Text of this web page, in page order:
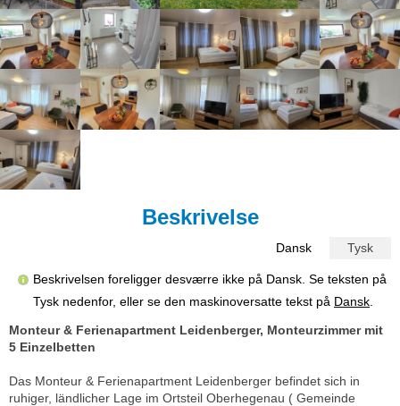
Beskrivelse
Dansk Tysk
Beskrivelsen foreligger desværre ikke på Dansk. Se teksten på
Tysk nedenfor, eller se den maskinoversatte tekst på Dansk
Monteur & Ferienapartment Leidenberger, Monteurzimmer mit
5 Einzelbetten
Das Monteur & Ferienapartment Leidenberger befindet sich in
ruhiger, ländlicher Lage im Ortsteil Oberhegenau ( Gemeinde